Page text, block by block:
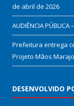
de abril de 2026
AUDIÊNCIA PÚBLICA
Prefeitura entrega
Projeto Mãos
DESENVOLVIDO